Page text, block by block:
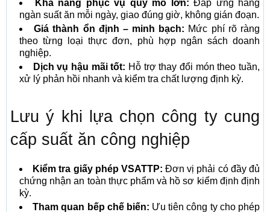
Khả năng phục vụ quy mô lớn: Đáp ứng hàng
ngàn suất ăn mỗi ngày, giao đúng giờ, không gián đoạn.
Giá thành ổn định – minh bạch: Mức phí rõ ràng
theo từng loại thực đơn, phù hợp ngân sách doanh
nghiệp.
Dịch vụ hậu mãi tốt: Hỗ trợ thay đổi món theo tuần,
xử lý phản hồi nhanh và kiểm tra chất lượng định kỳ.
Lưu ý khi lựa chọn công ty cung
cấp suất ăn công nghiệp
Kiểm tra giấy phép VSATTP: Đơn vị phải có đầy đủ
chứng nhận an toàn thực phẩm và hồ sơ kiểm định định
kỳ.
Tham quan bếp chế biến: Ưu tiên công ty cho phép